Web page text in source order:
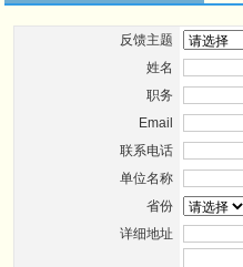
反馈主题
姓名
职务
Email
联系电话
单位名称
省份
详细地址